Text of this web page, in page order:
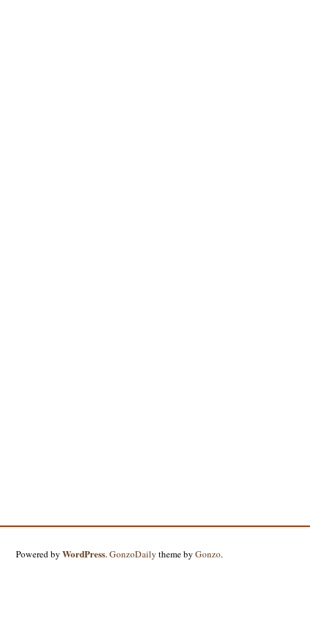
Powered byWordPress.GonzoDaily theme byGonzo.